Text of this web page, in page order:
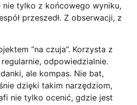
nie tylko z końcowego wyniku,
przeszedł. Z obserwacji, z
“na czuja”. Korzysta z
odpowiedzialnie.
ale kompas. Nie bat,
dzięki takim narzędziom,
nie tylko ocenić, gdzie jest